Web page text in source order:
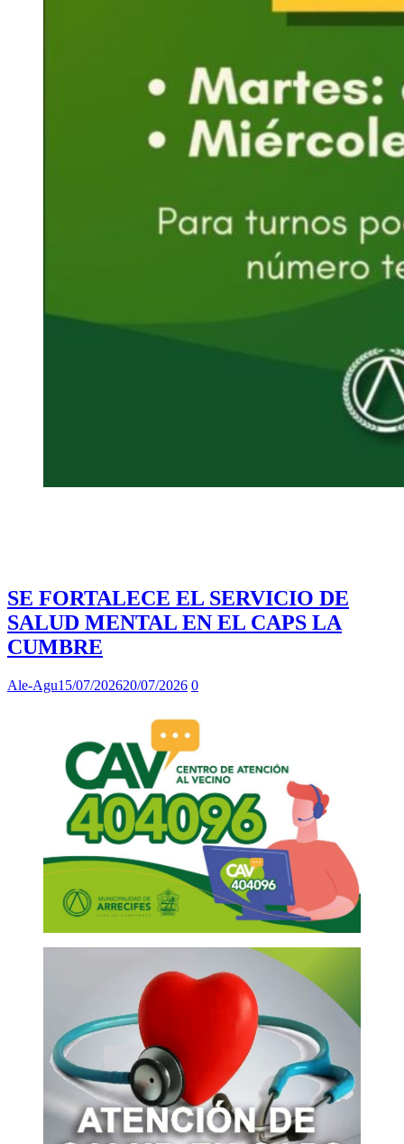
SE FORTALECE EL SERVICIO DE
SALUD MENTAL EN EL CAPS LA
CUMBRE
Ale-Agu15/07/202620/07/2026 0